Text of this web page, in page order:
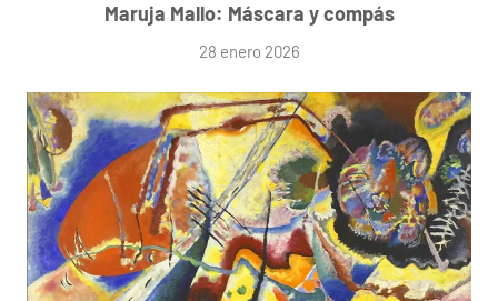
Maruja Mallo: Máscara y compás
28 enero 2026